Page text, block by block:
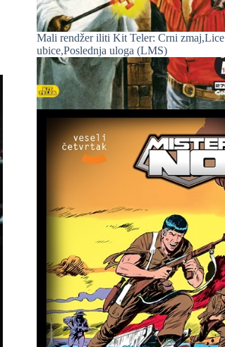
Mali rendžer iliti Kit Teler: Crni zmaj,Lice
ubice,Poslednja uloga (LMS)